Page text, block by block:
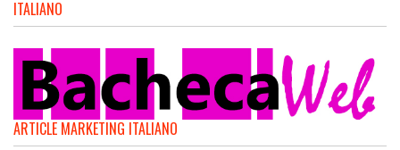
ITALIANO
ARTICLE MARKETING ITALIANO